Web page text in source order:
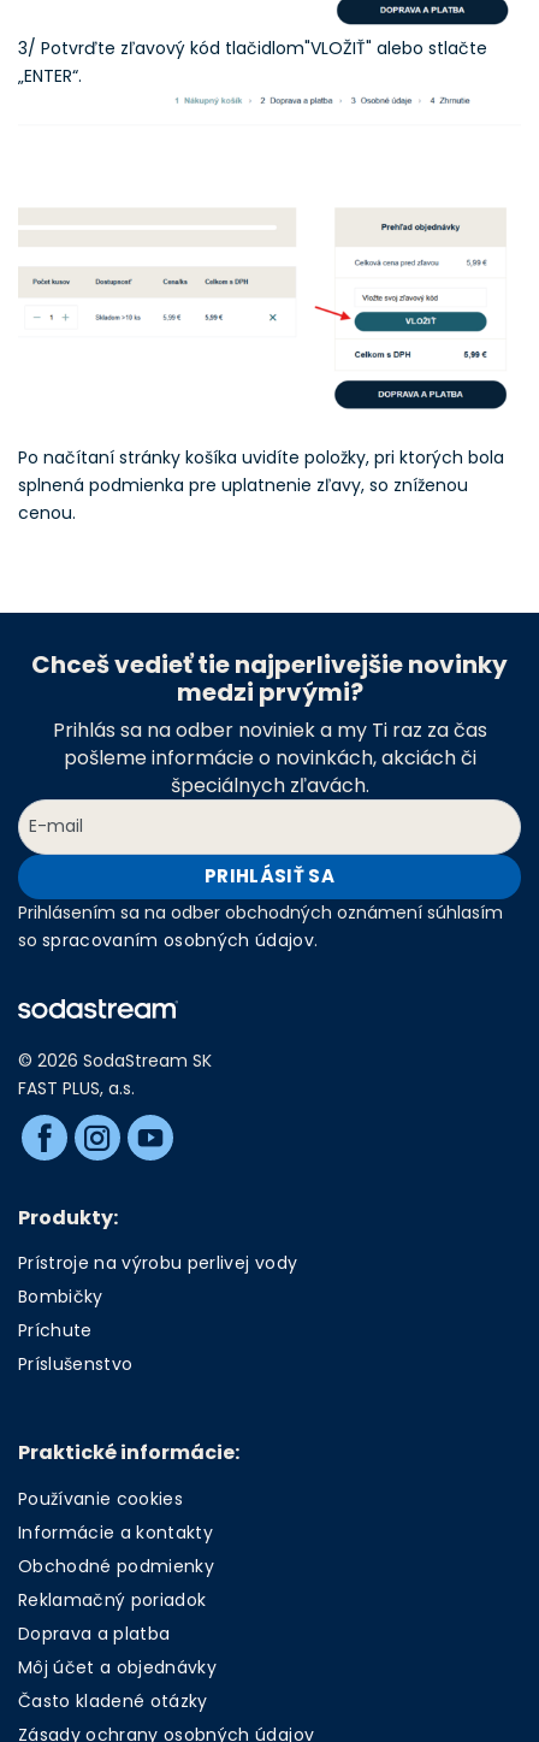
3/ Potvrďte zľavový kód tlačidlom"VLOŽIŤ" alebo stlačte
„ENTER“.
Po načítaní stránky košíka uvidíte položky, pri ktorých bola
splnená podmienka pre uplatnenie zľavy, so zníženou
cenou.
Chceš vedieť tie najperlivejšie novinky
medzi prvými?
Prihlás sa na odber noviniek a my Ti raz za čas
pošleme informácie o novinkách, akciách či
špeciálnych zľavách.
PRIHLÁSIŤ SA
Prihlásením sa na odber obchodných oznámení súhlasím
so spracovaním osobných údajov.
© 2026 SodaStream SK
FAST PLUS, a.s.
Produkty:
Prístroje na výrobu perlivej vody
Bombičky
Príchute
Príslušenstvo
Praktické informácie:
Používanie cookies
Informácie a kontakty
Obchodné podmienky
Reklamačný poriadok
Doprava a platba
Môj účet a objednávky
Často kladené otázky
Zásady ochrany osobných údajov